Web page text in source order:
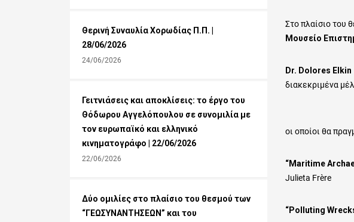
Στο πλαίσιο του
Μουσείο
Dr. Dolores
διακεκριμένα
οι οποίοι θα
“Maritime
Julieta Frère
“Polluting
Θερινή Συναυλία Χορωδίας Π.Π. |
28/06/2026
24/06/2026
Γειτνιάσεις και αποκλίσεις: το έργο του
Θόδωρου Αγγελόπουλου σε συνομιλία με
τον ευρωπαϊκό και ελληνικό
κινηματογράφο | 22/06/2026
22/06/2026
Δύο ομιλίες στο πλαίσιο του θεσμού των
“ΓΕΩΣΥΝΑΝΤΗΣΕΩΝ” και του